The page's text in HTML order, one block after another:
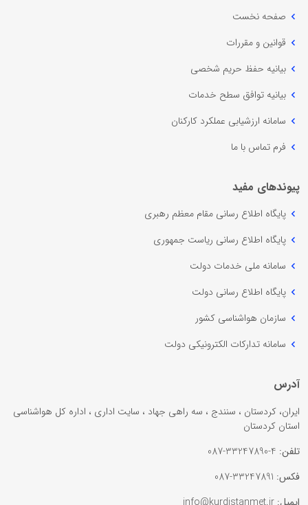
صفحه نخست
قوانین و مقررات
بیانیه حفظ حریم شخصی
بیانیه توافق سطح خدمات
سامانه ارزشیابی عملکرد کارکنان
فرم تماس با ما
پیوندهای مفید
پایگاه اطلاع رسانی مقام معظم رهبری
پایگاه اطلاع رسانی ریاست جمهوری
سامانه ملی خدمات دولت
پایگاه اطلاع رسانی دولت
سازمان هواشناسی کشور
سامانه تدارکات الکترونیکی دولت
آدرس
ایران، کردستان ، سنندج ، سه راهی جهاد ، سایت اداری ، اداره کل هواشناسی
استان کردستان
تلفن:
فکس: